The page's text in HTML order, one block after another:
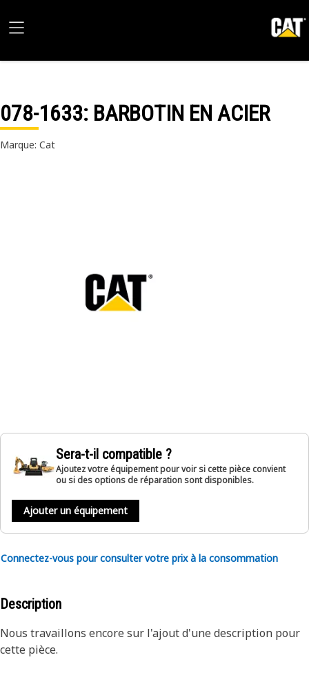
078-1633: BARBOTIN EN ACIER
Marque: Cat
Sera-t-il compatible ?
Ajoutez votre équipement pour voir si cette pièce convient
ou si des options de réparation sont disponibles.
Ajouter un équipement
Connectez-vous pour consulter votre prix à la consommation
Description
Nous travaillons encore sur l'ajout d'une description pour
cette pièce.